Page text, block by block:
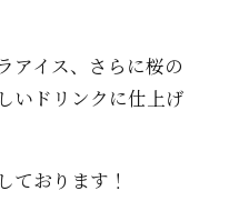
アイス、さらに桜の
いドリンクに仕上げ
ております！